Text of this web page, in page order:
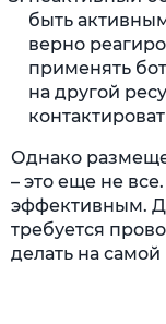
быть
верно
применять
на другой
Однако
– это еще не
эффективным.
требуется
делать на